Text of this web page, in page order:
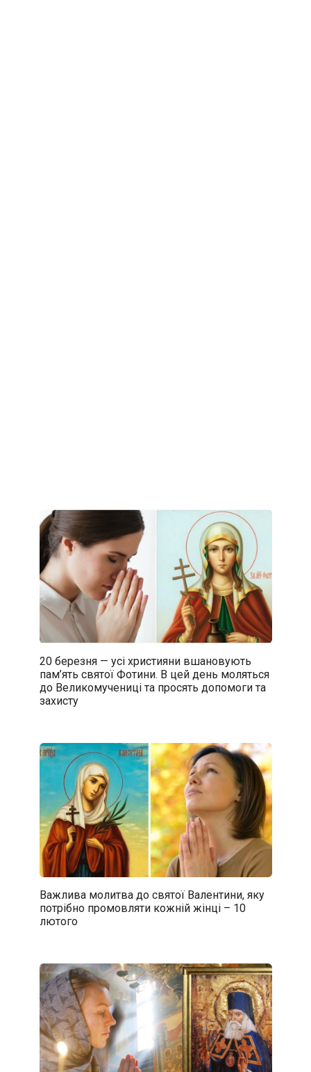
20 березня — усі християни вшановують
пам’ять святої Фотини. В цей день моляться
до Великомучениці та просять допомоги та
захисту
Важлива молитва до святої Валентини, яку
потрібно промовляти кожній жінці – 10
лютого